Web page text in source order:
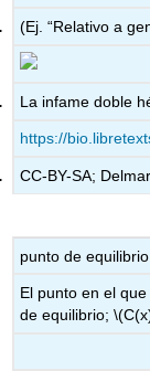
(Ej. “Relativo a
La infame doble
https://
CC-BY-SA;
punto de equilibrio
El punto en el
de equilibrio;